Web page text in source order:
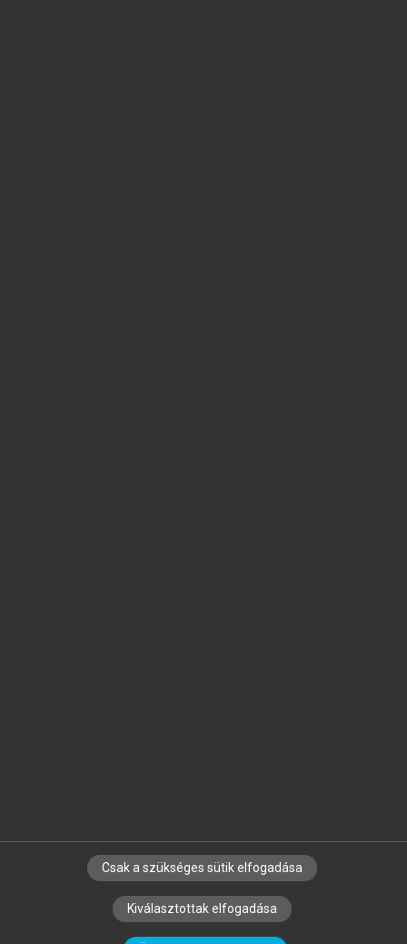
SZERZŐKNEK CÉGEKNEK KÖNYVTÁROSOKNAK
SZERKESZTÉSI ÉS LEKTORÁLÁSI ALAPELVEK
Csak a szükséges sütik elfogadása
Kiválasztottak elfogadása